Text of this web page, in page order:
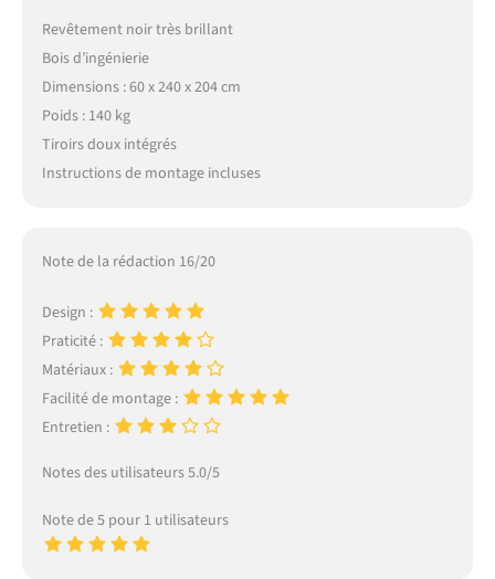
Revêtement noir très brillant
Bois d’ingénierie
Dimensions : 60 x 240 x 204 cm
Poids : 140 kg
Tiroirs doux intégrés
Instructions de montage incluses
Note de la rédaction 16/20
Design :
Praticité :
Matériaux :
Facilité de montage :
Entretien :
Notes des utilisateurs 5.0/5
Note de 5 pour 1 utilisateurs